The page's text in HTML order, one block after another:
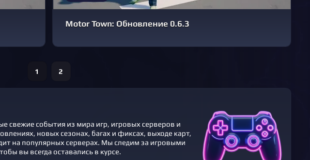
Motor Town: Обновление 0.6.3
1 2
свежие события из мира игр, игровых серверов и
новых сезонах, багах и фикcах, выходе карт,
на популярных серверах. Мы следим за игровыми
вы всегда оставались в курсе.